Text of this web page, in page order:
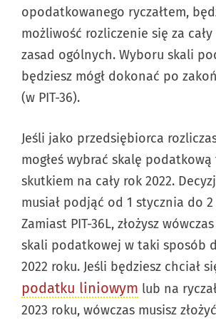
opodatkowanego ryczałtem,
możliwość rozliczenie się za cały
zasad ogólnych. Wyboru skali
będziesz mógł dokonać po
(w PIT-36).
Jeśli jako przedsiębiorca
mogłeś wybrać skalę
skutkiem na cały rok 2022.
musiał podjąć od 1 stycznia do 2
Zamiast PIT-36L, złożysz
skali podatkowej w taki sposób
2022 roku. Jeśli będziesz chciał
podatku liniowym lub na
2023 roku, wówczas musisz złożyć